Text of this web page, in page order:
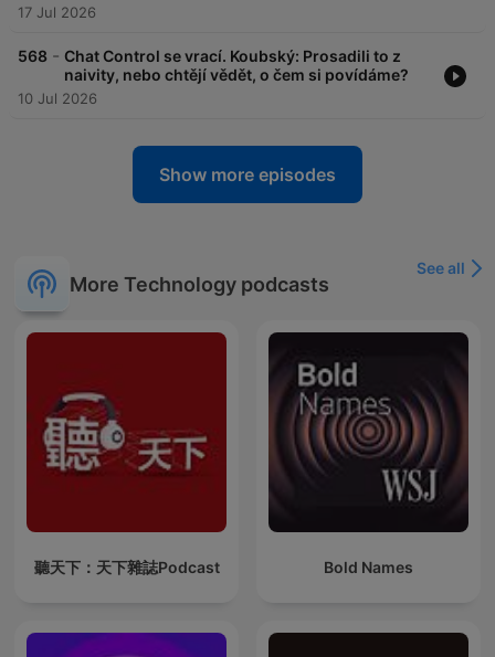
17 Jul 2026
568 - Chat Control se vrací. Koubský: Prosadili to z
naivity, nebo chtějí vědět, o čem si povídáme?
10 Jul 2026
Show more episodes
More Technology podcasts
See all
聽天下：天下雜誌Podcast Bold Names